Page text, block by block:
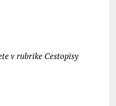
v rubrike Cestopisy